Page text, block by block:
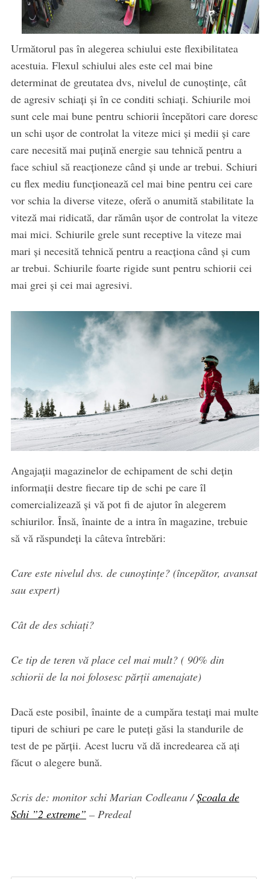
Următorul pas în alegerea schiului este flexibilitatea
acestuia. Flexul schiului ales este cel mai bine
determinat de greutatea dvs, nivelul de cunoștințe, cât
de agresiv schiați și în ce conditi schiați. Schiurile moi
sunt cele mai bune pentru schiorii începători care doresc
un schi ușor de controlat la viteze mici și medii și care
care necesită mai puțină energie sau tehnică pentru a
face schiul să reacționeze când și unde ar trebui. Schiuri
cu flex mediu funcționează cel mai bine pentru cei care
vor schia la diverse viteze, oferă o anumită stabilitate la
viteză mai ridicată, dar rămân ușor de controlat la viteze
mai mici. Schiurile grele sunt receptive la viteze mai
mari și necesită tehnică pentru a reacționa când și cum
ar trebui. Schiurile foarte rigide sunt pentru schiorii cei
mai grei și cei mai agresivi.
Angajații magazinelor de echipament de schi dețin
informații destre fiecare tip de schi pe care îl
comercializează și vă pot fi de ajutor în alegerem
schiurilor. Însă, înainte de a intra în magazine, trebuie
să vă răspundeți la câteva întrebări:
Care este nivelul dvs. de cunoștințe? (începător, avansat
sau expert)
Cât de des schiați?
Ce tip de teren vă place cel mai mult? ( 90% din
schiorii de la noi folosesc părții amenajate)
Dacă este posibil, înainte de a cumpăra testați mai multe
tipuri de schiuri pe care le puteți găsi la standurile de
test de pe părții. Acest lucru vă dă incredearea că ați
făcut o alegere bună.
Scris de: monitor schi Marian Codleanu /Școala de
Schi ”2 extreme” – Predeal